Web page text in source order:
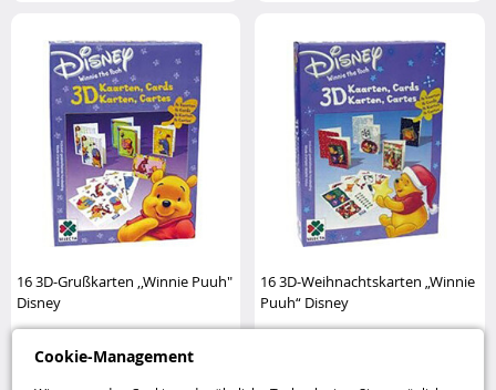
Cookie-Management
16 3D-Grußkarten ,,Winnie Puuh"
Disney
,95€
16 3D-Weihnachtskarten „Winnie
Puuh“ Disney